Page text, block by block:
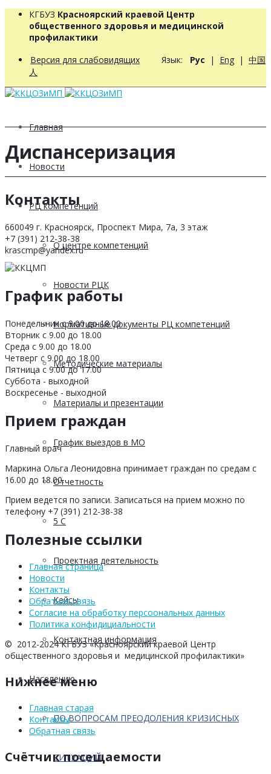
КГБУЗ Красноярский краевой Центр
общественного здоровья и медицинской
профилактики
Версия для слабовидящих Язык: Рус | Eng | 中国
人
Главная
Новости
РЦ компетенций
О центре компетенций
Новости РЦК
Нормативные документы РЦ компетенций
Методические материалы
Материалы и презентации
График выездов в МО
Отчетность
5 С
Проектная деятельность
Кейсы
Контактная информация
Населению
ПО ВОПРОСАМ ПРЕОДОЛЕНИЯ КРИЗИСНЫХ
СИТУАЦИЙ
Диспансеризация
Контакты
660049 г. Красноярск, Проспект Мира, 7а, 3 этаж
+7 (391) 212-38-38
krascmp@yandex.ru
График работы
Понедельник с 9.00 до 18.00
Вторник с 9.00 до 18.00
Среда с 9.00 до 18.00
Четверг с 9.00 до 18.00
Пятница с 9.00 до 17.00
Суббота - выходной
Воскресенье - выходной
Прием граждан
Главный врач
Маркина Ольга Леонидовна принимает граждан по средам с
16.00 до 18.00.
Прием ведется по записи. Записаться на прием можно по
телефону +7 (391) 212-38-38
Полезные ссылки
Главная страница
Новости
Контакты
Обратная связь
Согласие на обработку персоональных данных
Политика конфидициальности
© 2012-2024 КГБУЗ «Красноярский краевой Центр
общественного здоровья и медицинской профилактики»
Нижнее меню
Главная старая
Контакты
Обратная связь
Счётчик посещаемости